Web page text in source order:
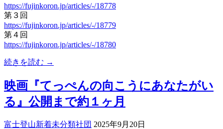
https://fujinkoron.jp/articles/-/18778
第３回
https://fujinkoron.jp/articles/-/18779
第４回
https://fujinkoron.jp/articles/-/18780
続きを読む →
映画『てっぺんの向こうにあなたがい
る』公開まで約１ヶ月
富士登山新着未分類社団 2025年9月20日